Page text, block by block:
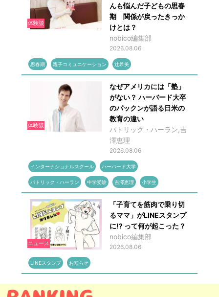
体験談
んも悩んだ子どもの思春
期 関係が戻ったきっか
けとは？
nobico編集部
2026.08.06
思春期 親子コミュニケーション 辻希美
体験談
なぜアメリカには「塾」
がない？ ハーバード大卒
のパックンが語る日米の
教育の違い
パトリック・ハーラン,吉
澤恵理
2026.08.06
インターナショナルスクール ハーバード大学
パトリック・ハーラン 中学受験 吉澤恵理 小学生
ニュース
「子育てを筋肉で乗り切
るママ」がLINEスタンプ
に!? って何が起こった？
nobico編集部
2026.08.06
LINEスタンプ お知らせ